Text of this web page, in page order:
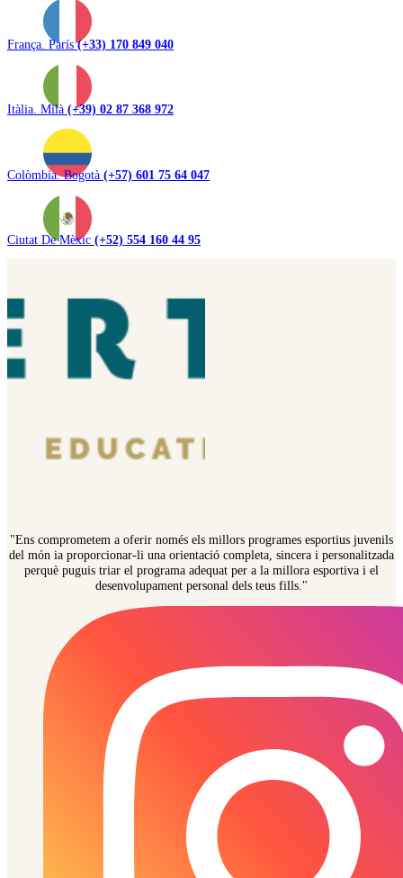
França. París(+33) 170 849 040
Itàlia. Milà (+39) 02 87 368 972
Colòmbia. Bogotà (+57) 601 75 64 047
Ciutat De Mèxic (+52) 554 160 44 95
"Ens comprometem a oferir només els millors programes esportius juvenils
del món ia proporcionar-li una orientació completa, sincera i personalitzada
perquè puguis triar el programa adequat per a la millora esportiva i el
desenvolupament personal dels teus fills."